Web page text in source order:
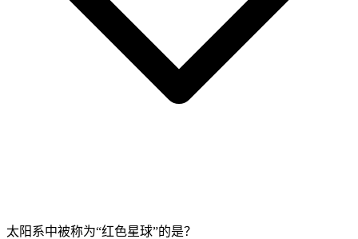
太阳系中被称为“红色星球”的是？